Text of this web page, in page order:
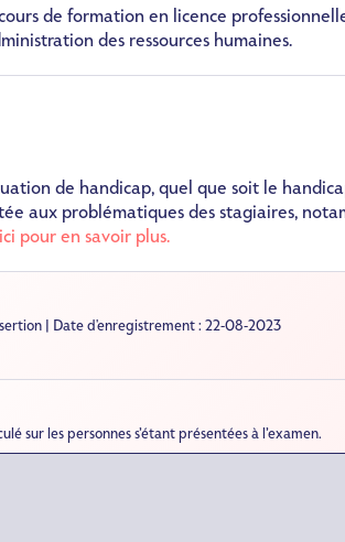
de formation en licence
des ressources humaines.
de handicap, quel que soit le
aux problématiques des stagiaires,
pour en savoir plus.
| Date d'enregistrement : 22-08-2023
sur les personnes s’étant présentées à l’examen.